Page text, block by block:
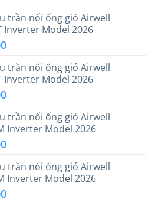
trần nối ống gió Airwell
Inverter Model 2026
trần nối ống gió Airwell
Inverter Model 2026
trần nối ống gió Airwell
Inverter Model 2026
trần nối ống gió Airwell
Inverter Model 2026